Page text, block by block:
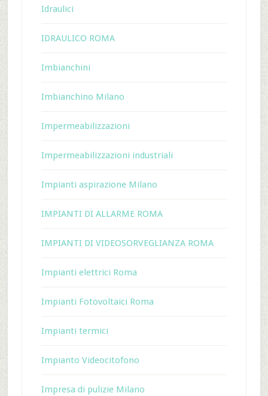
Idraulici
IDRAULICO ROMA
Imbianchini
Imbianchino Milano
Impermeabilizzazioni
Impermeabilizzazioni industriali
Impianti aspirazione Milano
IMPIANTI DI ALLARME ROMA
IMPIANTI DI VIDEOSORVEGLIANZA ROMA
Impianti elettrici Roma
Impianti Fotovoltaici Roma
Impianti termici
Impianto Videocitofono
Impresa di pulizie Milano